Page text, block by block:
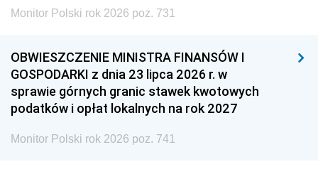
Monitor Polski rok 2026 poz. 731
OBWIESZCZENIE MINISTRA FINANSÓW I
GOSPODARKI z dnia 23 lipca 2026 r. w
sprawie górnych granic stawek kwotowych
podatków i opłat lokalnych na rok 2027
Monitor Polski rok 2026 poz. 741